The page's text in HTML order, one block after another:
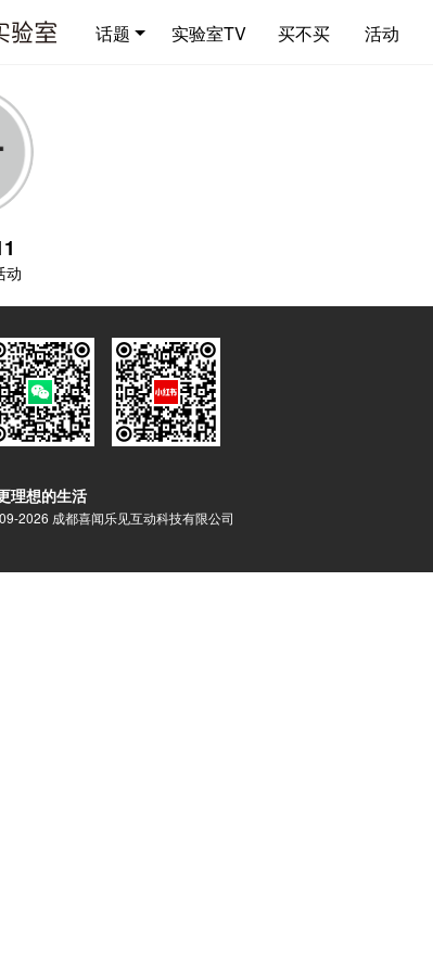
话题 实验室TV 买不买 活动
动
理想的生活
2026 成都喜闻乐见互动科技有限公司